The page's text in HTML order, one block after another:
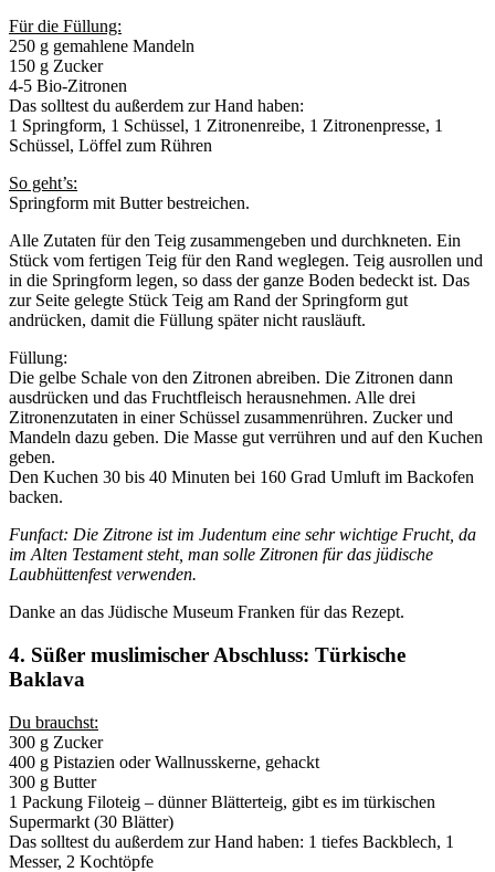
Für die Füllung:
250 g gemahlene Mandeln
150 g Zucker
4-5 Bio-Zitronen
Das solltest du außerdem zur Hand haben:
1 Springform, 1 Schüssel, 1 Zitronenreibe, 1 Zitronenpresse, 1
Schüssel, Löffel zum Rühren
So geht’s:
Springform mit Butter bestreichen.
Alle Zutaten für den Teig zusammengeben und durchkneten. Ein
Stück vom fertigen Teig für den Rand weglegen. Teig ausrollen und
in die Springform legen, so dass der ganze Boden bedeckt ist. Das
zur Seite gelegte Stück Teig am Rand der Springform gut
andrücken, damit die Füllung später nicht rausläuft.
Füllung:
Die gelbe Schale von den Zitronen abreiben. Die Zitronen dann
ausdrücken und das Fruchtfleisch herausnehmen. Alle drei
Zitronenzutaten in einer Schüssel zusammenrühren. Zucker und
Mandeln dazu geben. Die Masse gut verrühren und auf den Kuchen
geben.
Den Kuchen 30 bis 40 Minuten bei 160 Grad Umluft im Backofen
backen.
Funfact: Die Zitrone ist im Judentum eine sehr wichtige Frucht, da
im Alten Testament steht, man solle Zitronen für das jüdische
Laubhüttenfest verwenden.
Danke an das Jüdische Museum Franken für das Rezept.
4. Süßer muslimischer Abschluss: Türkische
Baklava
Du brauchst:
300 g Zucker
400 g Pistazien oder Wallnusskerne, gehackt
300 g Butter
1 Packung Filoteig – dünner Blätterteig, gibt es im türkischen
Supermarkt (30 Blätter)
Das solltest du außerdem zur Hand haben: 1 tiefes Backblech, 1
Messer, 2 Kochtöpfe